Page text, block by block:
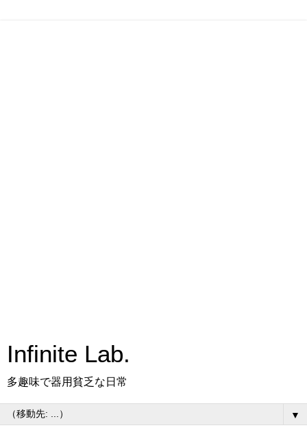
Infinite Lab.
多趣味で器用貧乏な日常
▼